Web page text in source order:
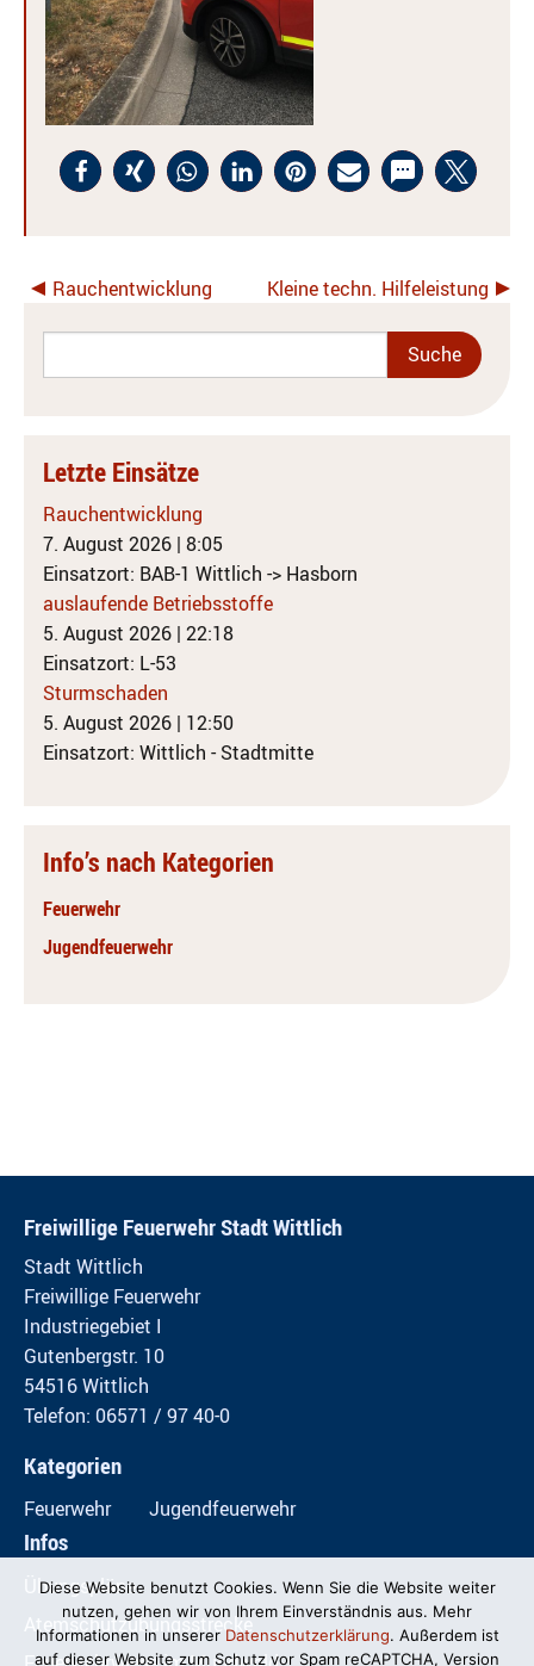
Rauchentwicklung Kleine techn. Hilfeleistung
Letzte Einsätze
Rauchentwicklung
7. August 2026 | 8:05
Einsatzort: BAB-1 Wittlich -> Hasborn
auslaufende Betriebsstoffe
5. August 2026 | 22:18
Einsatzort: L-53
Sturmschaden
5. August 2026 | 12:50
Einsatzort: Wittlich - Stadtmitte
Info’s nach Kategorien
Feuerwehr
Jugendfeuerwehr
Freiwillige Feuerwehr Stadt Wittlich
Stadt Wittlich
Freiwillige Feuerwehr
Industriegebiet I
Gutenbergstr. 10
54516 Wittlich
Telefon: 06571 / 97 40-0
Kategorien
Feuerwehr Jugendfeuerwehr
Infos
Übungspläne
Atemschutzübungsstrecke
Diese Website benutzt Cookies. Wenn Sie die Website weiter
nutzen, gehen wir von Ihrem Einverständnis aus. Mehr
Informationen in unserer Datenschutzerklärung. Außerdem ist
auf dieser Website zum Schutz vor Spam reCAPTCHA, Version